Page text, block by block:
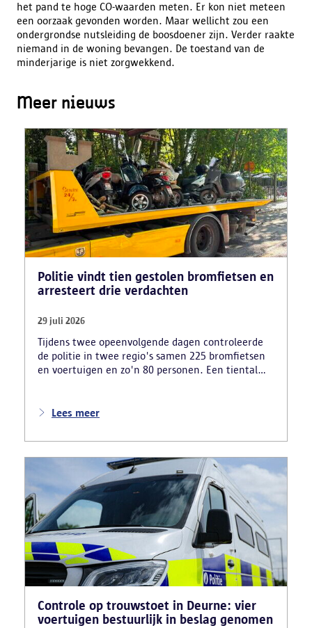
het pand te hoge CO-waarden meten. Er kon niet meteen
een oorzaak gevonden worden. Maar wellicht zou een
ondergrondse nutsleiding de boosdoener zijn. Verder raakte
niemand in de woning bevangen. De toestand van de
minderjarige is niet zorgwekkend.
Meer nieuws
Politie vindt tien gestolen bromfietsen en
arresteert drie verdachten
29 juli 2026
Tijdens twee opeenvolgende dagen controleerde
de politie in twee regio's samen 225 bromfietsen
en voertuigen en zo'n 80 personen. Een tiental
beslag genomen. Daarnaast arresteerde de politie
motorblokken en inbrekersmateriaal gevonden.
Lees meer
Controle op trouwstoet in Deurne: vier
voertuigen bestuurlijk in beslag genomen